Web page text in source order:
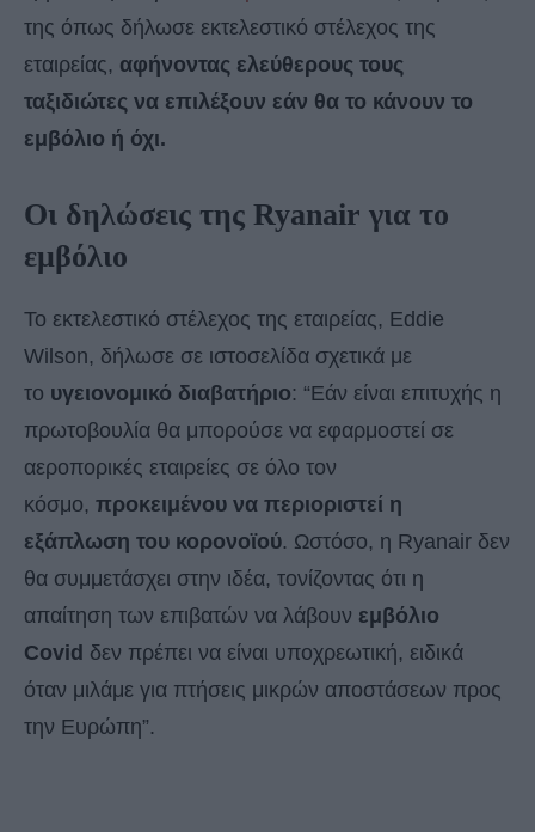
της όπως δήλωσε εκτελεστικό στέλεχος της
εταιρείας, αφήνοντας ελεύθερους τους
ταξιδιώτες να επιλέξουν εάν θα το κάνουν το
εμβόλιο ή όχι.
Οι δηλώσεις της Ryanair για το
εμβόλιο
Το εκτελεστικό στέλεχος της εταιρείας, Eddie
Wilson, δήλωσε σε ιστοσελίδα σχετικά με
το υγειονομικό διαβατήριο: “Εάν είναι επιτυχής η
πρωτοβουλία θα μπορούσε να εφαρμοστεί σε
αεροπορικές εταιρείες σε όλο τον
κόσμο, προκειμένου να περιοριστεί η
εξάπλωση του κορονοϊού. Ωστόσο, η Ryanair δεν
θα συμμετάσχει στην ιδέα, τονίζοντας ότι η
απαίτηση των επιβατών να λάβουν εμβόλιο
Covid δεν πρέπει να είναι υποχρεωτική, ειδικά
όταν μιλάμε για πτήσεις μικρών αποστάσεων προς
την Ευρώπη”.